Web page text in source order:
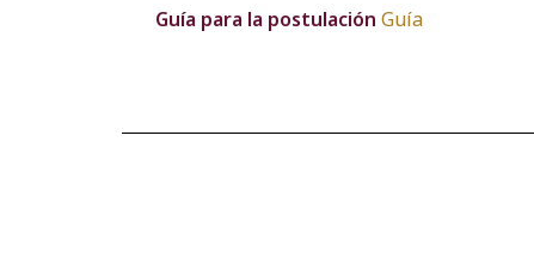
Guía para la postulación Guía